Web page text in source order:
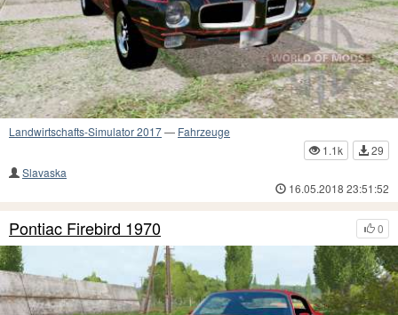
Landwirtschafts-Simulator 2017— Fahrzeuge
1.1k
29
Slavaska
16.05.2018 23:51:52
0
Pontiac Firebird 1970